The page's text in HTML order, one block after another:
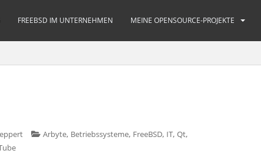
FREEBSD IM UNTERNEHMEN MEINE OPENSOURCE-PROJEKTE
Arbyte, Betriebssysteme, FreeBSD, IT, Qt,